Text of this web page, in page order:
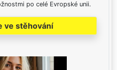
po celé Evropské unii.
ve stěhování